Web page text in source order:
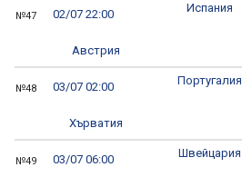
№47 02/07 22:00 Испания
Австрия
№48 03/07 02:00 Португалия
Хърватия
№49 03/07 06:00 Швейцария